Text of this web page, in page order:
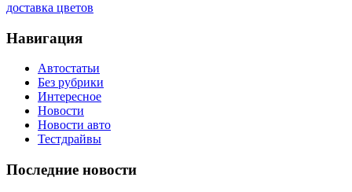
доставка цветов
Навигация
Автостатьи
Без рубрики
Интересное
Новости
Новости авто
Тестдрайвы
Последние новости